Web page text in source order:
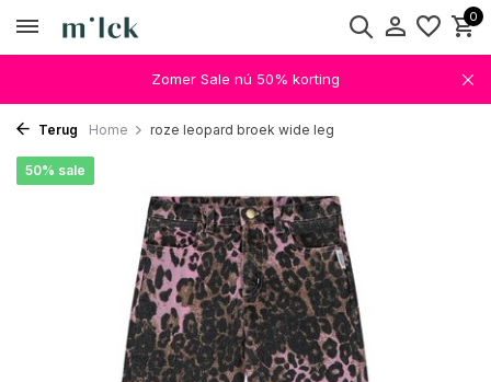
0
Zomer Sale nú 50% korting
Terug Home roze leopard broek wide leg
50% sale